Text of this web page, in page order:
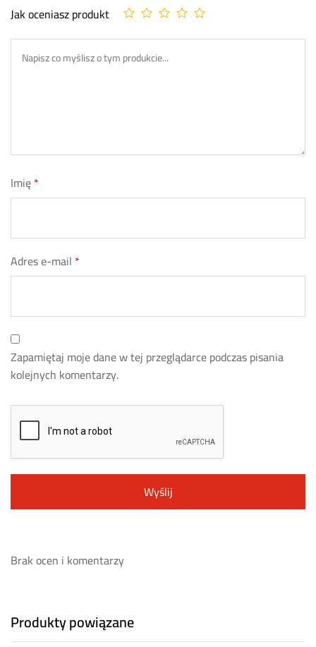
Jak oceniasz produkt
Imię*
Adres e-mail *
Zapamiętaj moje dane w tej przeglądarce podczas pisania
kolejnych komentarzy.
Brak ocen i komentarzy
Produkty powiązane